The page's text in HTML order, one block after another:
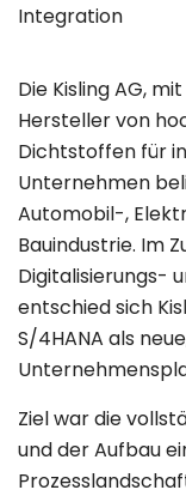
Integration
Die Kisling AG,
Hersteller von
Dichtstoffen für
Unternehmen
Automobil-,
Bauindustrie. Im
Digitalisierungs-
entschied sich
S/4HANA als
Ziel war die
und der Aufbau